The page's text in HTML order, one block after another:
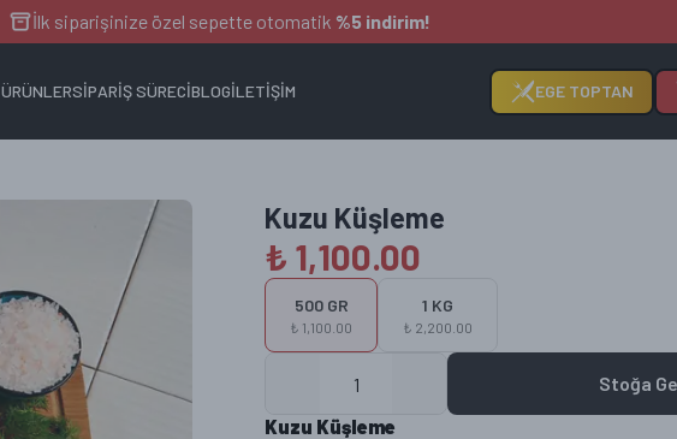
İlk siparişinize özel sepette otomatik %5 indirim!
ÜRÜNLERSİPARİŞ SÜRECİBLOGİLETİŞİM EGE TOPTAN
Kuzu Küşleme
₺ 1,100.00
500 GR
₺ 1,100.00
1 KG
₺ 2,200.00
Stoğa
Kuzu Küşleme